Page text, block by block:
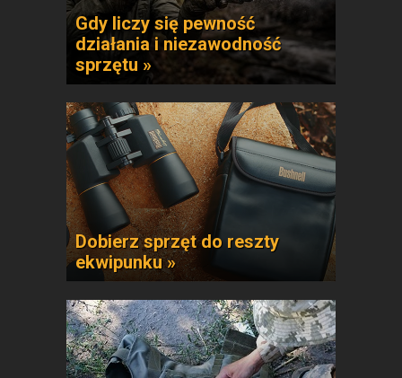
Gdy liczy się pewność
działania i niezawodność
sprzętu »
Dobierz sprzęt do reszty
ekwipunku »